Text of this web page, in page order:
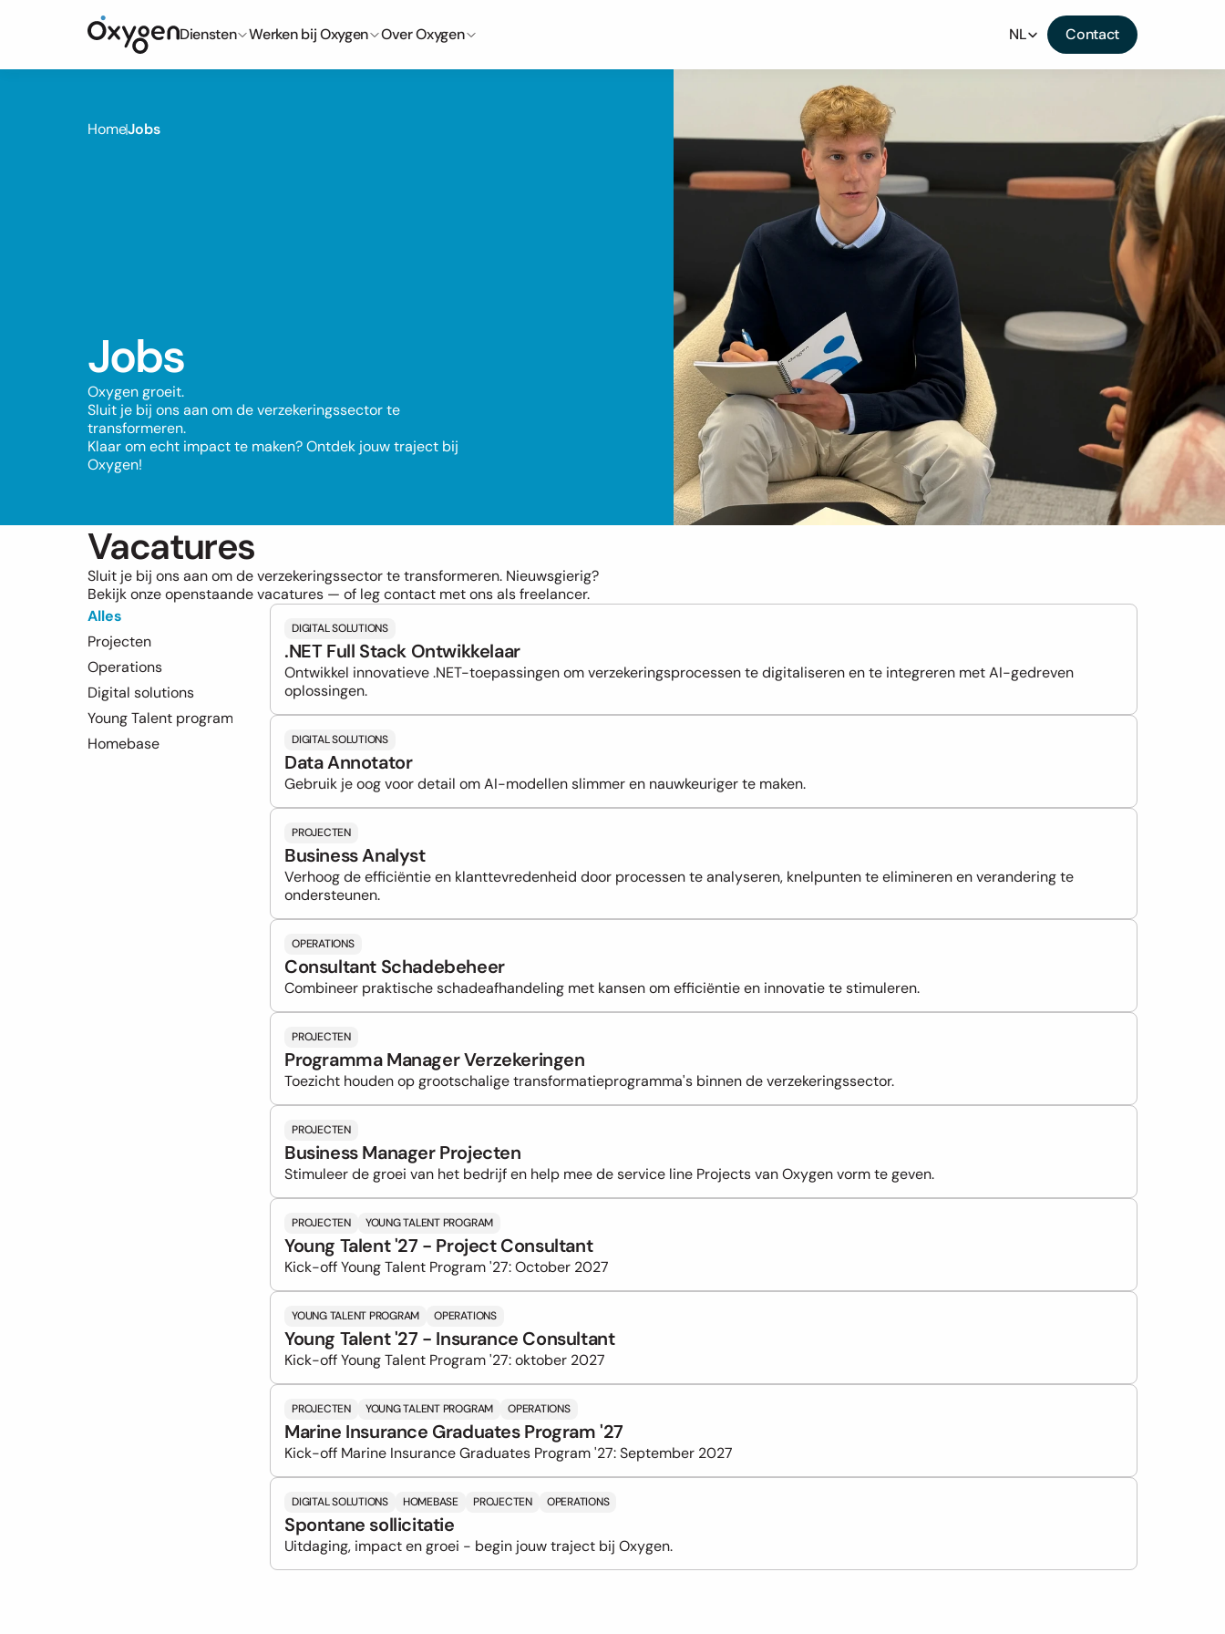
HomeJobs
Jobs
Oxygen groeit.
Sluit je bij ons aan om de verzekeringssector te
transformeren.
Klaar om echt impact te maken? Ontdek jouw traject bij
Oxygen!
Vacatures
Sluit je bij ons aan om de verzekeringssector te transformeren. Nieuwsgierig?
Bekijk onze openstaande vacatures — of leg contact met ons als freelancer.
Alles
Projecten
Operations
Digital solutions
Young Talent program
Homebase
DIGITAL SOLUTIONS
.NET Full Stack Ontwikkelaar
Ontwikkel innovatieve .NET-toepassingen om verzekeringsprocessen te digitaliseren en te integreren met AI-gedreven
oplossingen.
DIGITAL SOLUTIONS
Data Annotator
Gebruik je oog voor detail om AI-modellen slimmer en nauwkeuriger te maken.
PROJECTEN
Business Analyst
Verhoog de efficiëntie en klanttevredenheid door processen te analyseren, knelpunten te elimineren en verandering te
ondersteunen.
OPERATIONS
Consultant Schadebeheer
Combineer praktische schadeafhandeling met kansen om efficiëntie en innovatie te stimuleren.
PROJECTEN
Programma Manager Verzekeringen
Toezicht houden op grootschalige transformatieprogramma's binnen de verzekeringssector.
PROJECTEN
Business Manager Projecten
Stimuleer de groei van het bedrijf en help mee de service line Projects van Oxygen vorm te geven.
PROJECTEN YOUNG TALENT PROGRAM
Young Talent '27 - Project Consultant
Kick-off Young Talent Program '27: October 2027
YOUNG TALENT PROGRAM OPERATIONS
Young Talent '27 - Insurance Consultant
Kick-off Young Talent Program '27: oktober 2027
PROJECTEN YOUNG TALENT PROGRAM OPERATIONS
Marine Insurance Graduates Program '27
Kick-off Marine Insurance Graduates Program '27: September 2027
DIGITAL SOLUTIONS HOMEBASE PROJECTEN OPERATIONS
Spontane sollicitatie
Uitdaging, impact en groei - begin jouw traject bij Oxygen.
Diensten Werken bij Oxygen Over Oxygen
Select Language
NL Contact